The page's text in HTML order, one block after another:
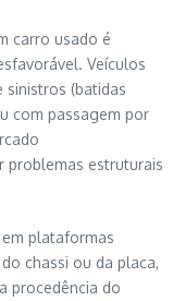
carro usado é
Veículos
(batidas
com passagem por
problemas estruturais
plataformas
chassi ou da placa,
procedência do